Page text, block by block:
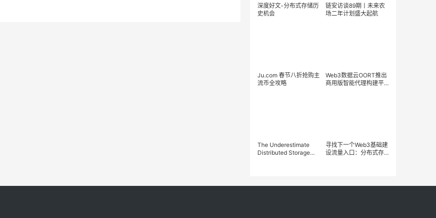
深度好文-分布式存储历
史机会
链安访谈89期丨未来农
场二年计划盛大起航
Ju.com 春节八折抢购主
流币全攻略
Web3数据云OORT推出
商用版智能代理构建平
The Underestimate
Distributed Storage
寻找下一个Web3基础建
设流量入口：分布式存